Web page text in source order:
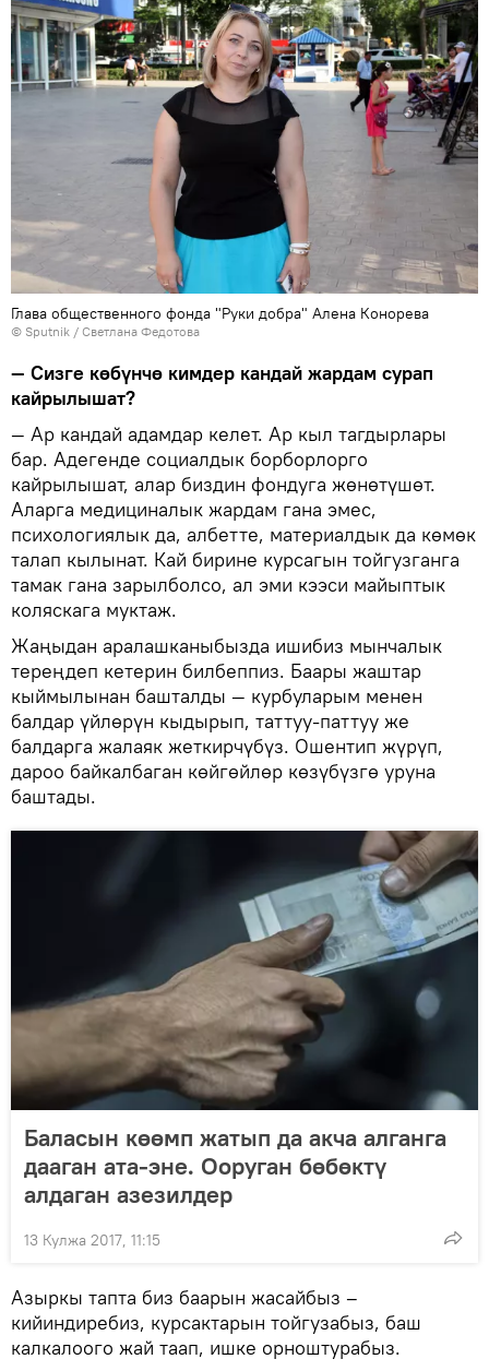
Глава общественного фонда "Руки добра" Алена Конорева
© Sputnik / Светлана Федотова
— Сизге көбүнчө кимдер кандай жардам сурап
кайрылышат?
— Ар кандай адамдар келет. Ар кыл тагдырлары
бар. Адегенде социалдык борборлорго
кайрылышат, алар биздин фондуга жөнөтүшөт.
Аларга медициналык жардам гана эмес,
психологиялык да, албетте, материалдык да көмөк
талап кылынат. Кай бирине курсагын тойгузганга
тамак гана зарылболсо, ал эми кээси майыптык
коляскага муктаж.
Жаңыдан аралашканыбызда ишибиз мынчалык
тереңдеп кетерин билбеппиз. Баары жаштар
кыймылынан башталды — курбуларым менен
балдар үйлөрүн кыдырып, таттуу-паттуу же
балдарга жалаяк жеткирчүбүз. Ошентип жүрүп,
дароо байкалбаган көйгөйлөр көзүбүзгө уруна
баштады.
Баласын көөмп жатып да акча алганга
дааган ата-эне. Ооруган бөбөктү
алдаган азезилдер
13 Кулжа 2017, 11:15
Азыркы тапта биз баарын жасайбыз –
кийиндиребиз, курсактарын тойгузабыз, баш
калкалоого жай таап, ишке орноштурабыз.